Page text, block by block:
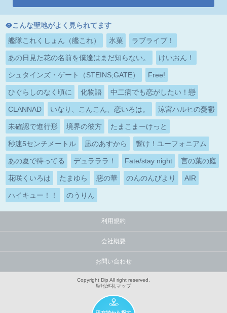
こんな聖地がよく見られてます
艦隊これくしょん（艦これ）
氷菓 ラブライブ！
あの日見た花の名前を僕達はまだ知らない。 けいおん！
シュタインズ・ゲート（STEINS;GATE） Free!
ひぐらしのなく頃に 化物語 中二病でも恋がしたい！戀
CLANNAD いなり、こんこん、恋いろは。 涼宮ハルヒの憂鬱
未確認で進行形 境界の彼方 たまこまーけっと
秒速5センチメートル 凪のあすから 響け！ユーフォニアム
あの夏で待ってる デュラララ！ Fate/stay night 言の葉の庭
花咲くいろは たまゆら 惡の華 のんのんびより AIR
ハイキュー！！ のうりん
利用規約
会社概要
お問い合わせ
Copyright Dip All right reserved.
聖地巡礼マップ